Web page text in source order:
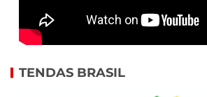
TENDAS BRASIL